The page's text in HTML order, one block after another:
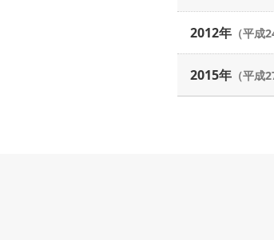
2012年 （平成
2015年 （平成